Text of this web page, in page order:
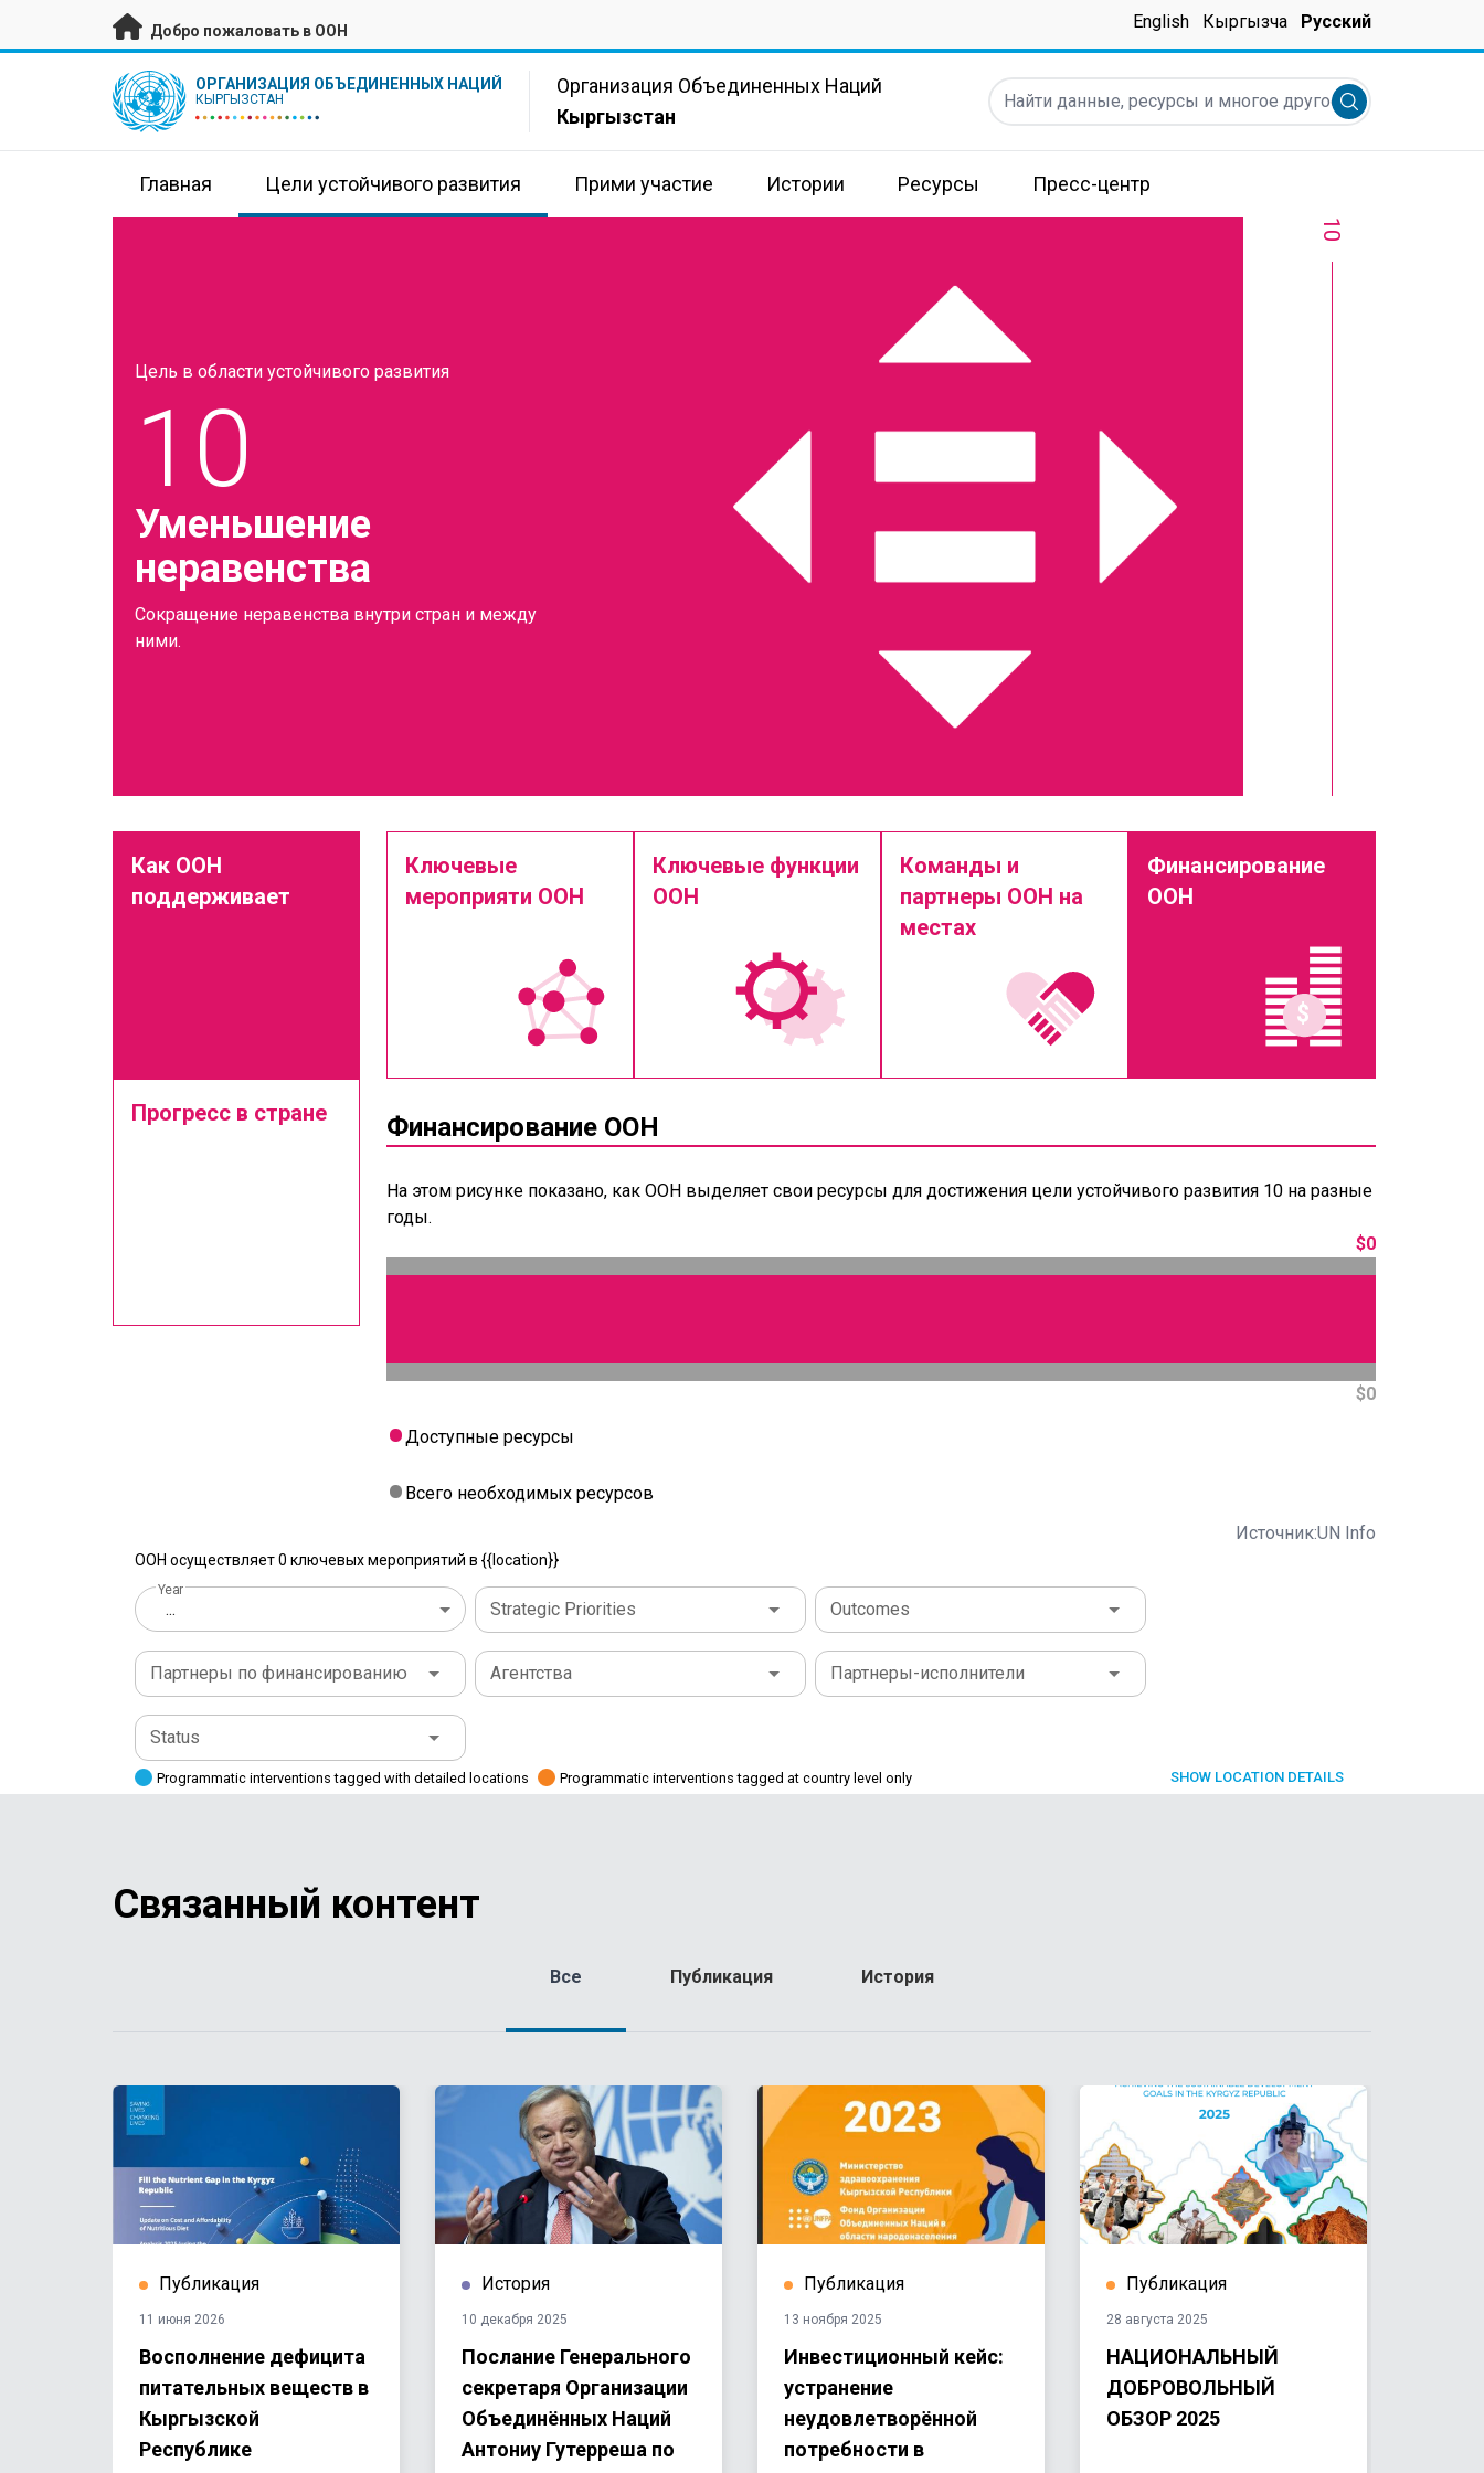
Перейти к основному содержанию
Добро пожаловать в ООН English Кыргызча Русский
UN Logo ОРГАНИЗАЦИЯ ОБЪЕДИНЕННЫХ НАЦИЙ
КЫРГЫЗСТАН
Организация Объединенных Наций
Кыргызстан
Найти данные, ресурсы и многое другое ...
Submit search
Главная Цели устойчивого развития Прими участие Истории Ресурсы Пресс-центр
Цель в области устойчивого развития
10
Уменьшение
неравенства
Сокращение неравенства внутри стран и между
ними.
10
Как ООН
поддерживает
Прогресс в стране
Ключевые
мероприяти ООН
Ключевые функции
ООН
Команды и
партнеры ООН на
местах
Финансирование
ООН
Финансирование ООН
На этом рисунке показано, как ООН выделяет свои ресурсы для достижения цели устойчивого развития 10 на разные
годы.
$0
$0
Доступные ресурсы
Всего необходимых ресурсов
Источник:UN Info
ООН осуществляет 0 ключевых мероприятий в {{location}}
Year
... Strategic Priorities Outcomes
Партнеры по финансированию Агентства Партнеры-исполнители
Status
Programmatic interventions tagged with detailed locations Programmatic interventions tagged at country level only SHOW LOCATION DETAILS
Связанный контент
Все Публикация История
Публикация
11 июня 2026
Восполнение дефицита
питательных веществ в
Кыргызской
Республике
История
10 декабря 2025
Послание Генерального
секретаря Организации
Объединённых Наций
Антониу Гутерреша по
Публикация
13 ноября 2025
Инвестиционный кейс:
устранение
неудовлетворённой
потребности в
Публикация
28 августа 2025
НАЦИОНАЛЬНЫЙ
ДОБРОВОЛЬНЫЙ
ОБЗОР 2025